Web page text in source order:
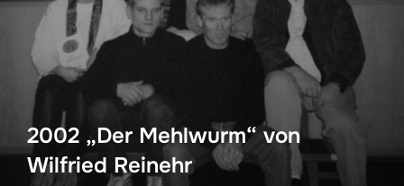
2002 „Der Mehlwurm“ von
Wilfried Reinehr